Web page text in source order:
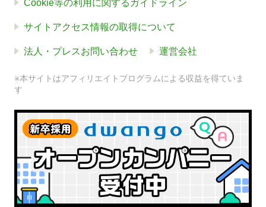
Cookie等の利用に関するガイドライン
サイトアクセス情報の取得について
法人・プレスお問い合わせ 運営会社
※本サイトはアフィリエイトプログラムによる収益を得ていま
す